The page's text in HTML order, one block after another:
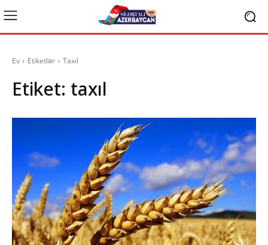
Ev Etiketlər Taxıl
Etiket: taxıl